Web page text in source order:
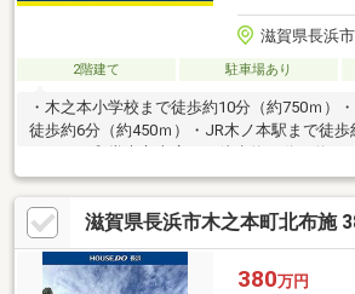
滋賀県長浜
2階建て 駐車場あり
・木之本小学校まで徒歩約10分（約750ｍ）
徒歩約6分（約450ｍ）・JR木ノ本駅まで徒歩
滋賀県長浜市木之本町北布施
380万円